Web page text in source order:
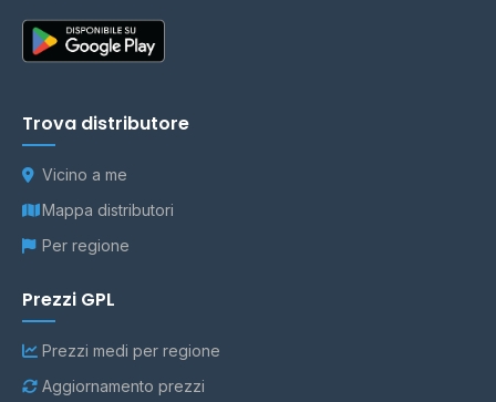
Trova distributore
Vicino a me
Mappa distributori
Per regione
Prezzi GPL
Prezzi medi per regione
Aggiornamento prezzi